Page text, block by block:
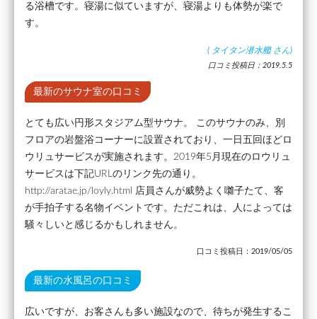
る浴槽です。寝湯に似ていますが、寝湯よりも体勢が楽で
す。
( タイタン潜水艦 さん)
口コミ投稿日：2019.5.5
最新のサウナ室の口コミ
とても広い円形スタジアム型サウナ。 このサウナのみ、別
フロアの岩盤浴コーナーに設置されており、一日五回ほどロ
ウリュサービスが実施されます。2019年5月現在のロウリュ
サービスは下記URLのリンク先の通り。
http://aratae.jp/loyly.html 店員さんが威勢よく囃子たて、客
が手拍子する名物イベントです。ただこれは、人によっては
騒々しいと感じるかもしれません。
口コミ投稿日：2019/05/05
最新の水風呂の口コミ
広いですが、お客さんも多い施設なので、待ちが発生するこ